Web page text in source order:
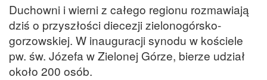
Duchowni i wierni z całego regionu rozmawiają
dziś o przyszłości diecezji zielonogórsko-
gorzowskiej. W inauguracji synodu w kościele
pw. św. Józefa w Zielonej Górze, bierze udział
około 200 osób.